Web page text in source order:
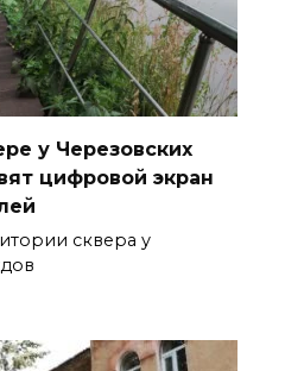
у Черезовских
цифровой экран
сквера у